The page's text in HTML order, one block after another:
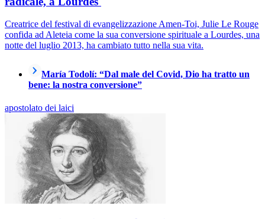
Creatrice del festival di evangelizzazione Amen-Toi, Julie Le Rouge
confida ad Aleteia come la sua conversione spirituale a Lourdes, una
notte del luglio 2013, ha cambiato tutto nella sua vita.
María Todolí: “Dal male del Covid, Dio ha tratto un
bene: la nostra conversione”
apostolato dei laici